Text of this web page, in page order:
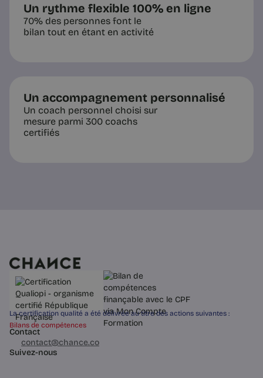
Un rythme flexible 100% en ligne
70% des personnes font le
bilan tout en étant en activité
Un accompagnement personnalisé
Un coach personnel choisi sur
mesure parmi 300 coachs
certifiés
La certification qualité a été délivrée au titre des actions suivantes :
Bilans de compétences
Contact
03 60 84 01 14
contact@chance.co
Suivez-nous